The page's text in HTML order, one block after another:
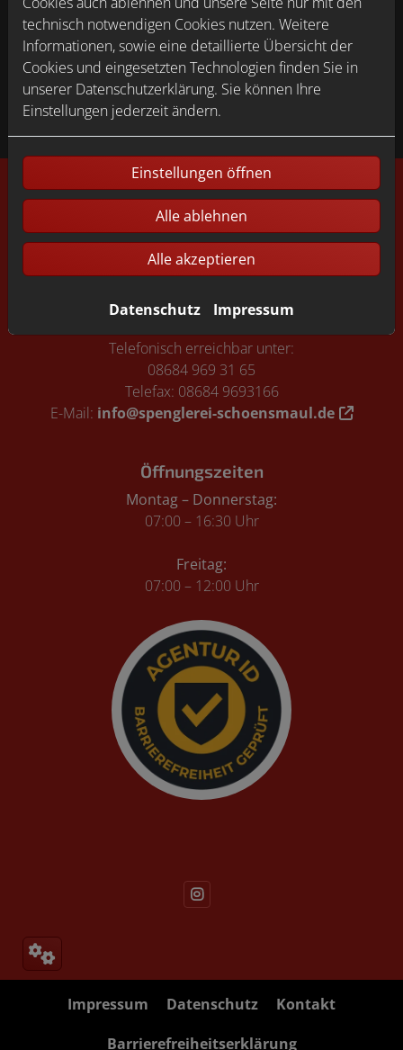
Bitte das Cookie-Consent-Tool öffnen, um die für dieses
Element notwendigen Cookies zu akzeptieren.
Footer - Kontaktdaten und Öffnungszeiten
Kontakt
Spenglerei Schönsmaul
83413 Fridolfing
Telefonisch erreichbar unter:
08684 969 31 65
Telefax: 08684 9693166
E-Mail: info@spenglerei-schoensmaul.de
Öffnungszeiten
Montag – Donnerstag:
07:00 – 16:30 Uhr
Freitag:
07:00 – 12:00 Uhr
Impressum Datenschutz
Kontakt
Barrierefreiheitserklärung
technisch notwendigen Cookies nutzen. Weitere
Informationen, sowie eine detaillierte Übersicht der
Cookies und eingesetzten Technologien finden Sie in
unserer Datenschutzerklärung. Sie können Ihre
Einstellungen jederzeit ändern.
Einstellungen öffnen
Alle ablehnen
Alle akzeptieren
Datenschutz Impressum